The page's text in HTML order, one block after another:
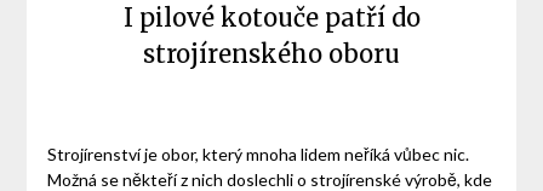
I pilové kotouče patří do
strojírenského oboru
Strojírenství je obor, který mnoha lidem neříká vůbec nic.
Možná se někteří z nich doslechli o strojírenské výrobě, kde